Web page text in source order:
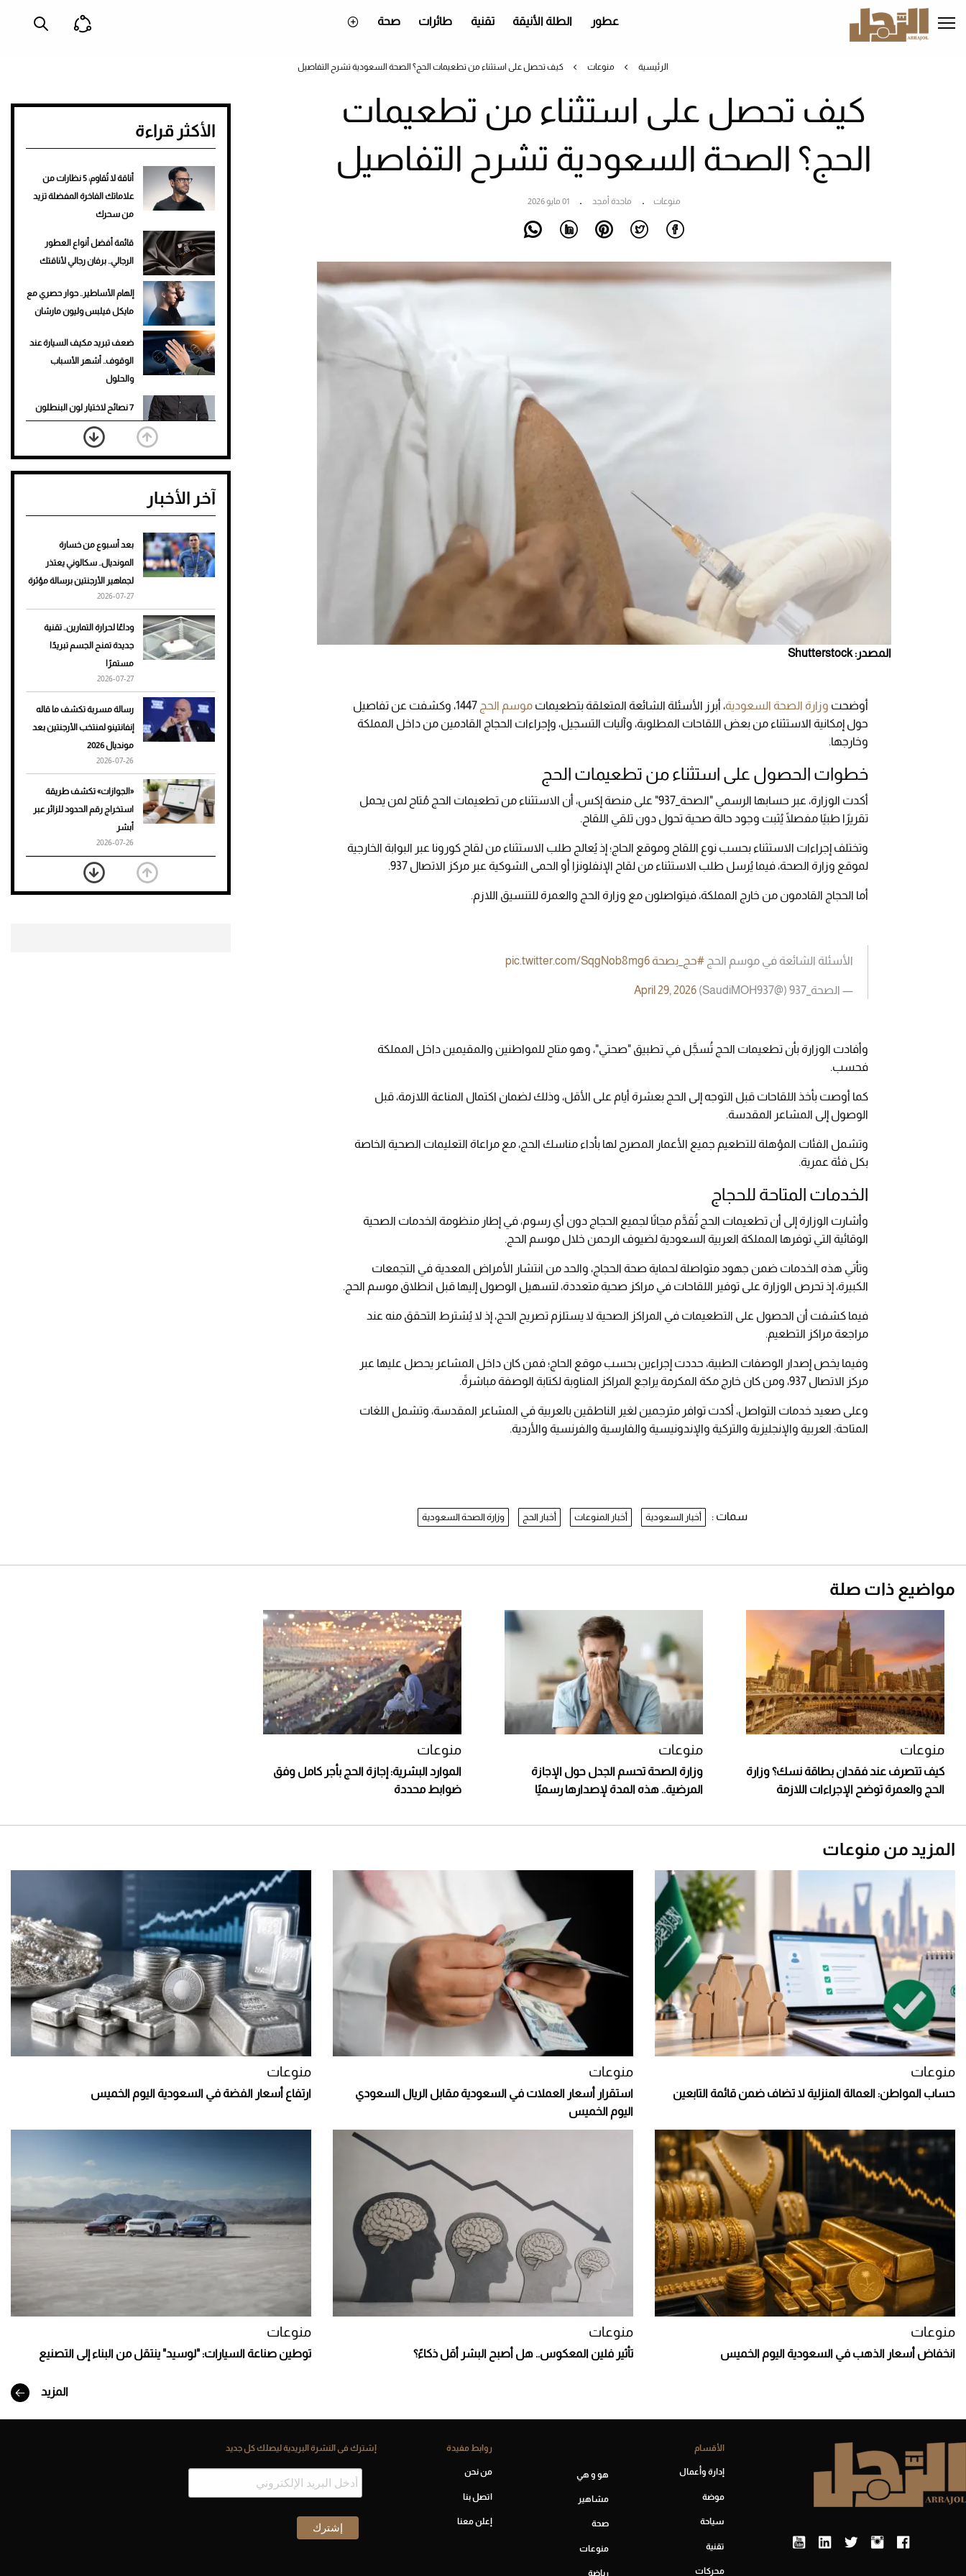
إلى
المحتوى
عطور الطلة الأنيقة تقنية طائرات صحة
الرئيسية منوعات كيف تحصل على استثناء من تطعيمات الحج؟ الصحة السعودية تشرح التفاصيل
كيف تحصل على استثناء من تطعيمات
الحج؟ الصحة السعودية تشرح التفاصيل
منوعات ماجدة أمجد 01 مايو 2026
المصدر: Shutterstock
أوضحت وزارة الصحة السعودية، أبرز الأسئلة الشائعة المتعلقة بتطعيمات موسم الحج
1447، وكشفت عن تفاصيل
حول إمكانية الاستثناء من بعض اللقاحات المطلوبة، وآليات التسجيل، وإجراءات الحجاج القادمين من داخل المملكة
وخارجها.
خطوات الحصول على استثناء من تطعيمات الحج
أكدت الوزارة، عبر حسابها الرسمي "الصحة_937" على منصة إكس، أن الاستثناء من تطعيمات الحج مُتاح لمن يحمل
تقريرًا طبيًا مفصلًا يُثبت وجود حالة صحية تحول دون تلقي اللقاح.
وتختلف إجراءات الاستثناء بحسب نوع اللقاح وموقع الحاج؛ إذ يُعالج طلب الاستثناء من لقاح كورونا عبر البوابة الخارجية
لموقع وزارة الصحة، فيما يُرسل طلب الاستثناء من لقاح الإنفلونزا أو الحمى الشوكية عبر مركز الاتصال 937.
أما الحجاج القادمون من خارج المملكة، فيتواصلون مع وزارة الحج والعمرة للتنسيق اللازم.
الأسئلة الشائعة في موسم الحج #حج_بصحة pic.twitter.com/SqgNob8mg6
— الصحة_937 (@SaudiMOH937) April 29, 2026
وأفادت الوزارة بأن تطعيمات الحج تُسجَّل في تطبيق "صحتي"، وهو متاح للمواطنين والمقيمين داخل المملكة
فحسب.
كما أوصت بأخذ اللقاحات قبل التوجه إلى الحج بعشرة أيام على الأقل، وذلك لضمان اكتمال المناعة اللازمة، قبل
الوصول إلى المشاعر المقدسة.
وتشمل الفئات المؤهلة للتطعيم جميع الأعمار المصرح لها بأداء مناسك الحج، مع مراعاة التعليمات الصحية الخاصة
بكل فئة عمرية.
الخدمات المتاحة للحجاج
وأشارت الوزارة إلى أن تطعيمات الحج تُقدَّم مجانًا لجميع الحجاج دون أي رسوم، في إطار منظومة الخدمات الصحية
الوقائية التي توفرها المملكة العربية السعودية لضيوف الرحمن خلال موسم الحج.
وتأتي هذه الخدمات ضمن جهود متواصلة لحماية صحة الحجاج، والحد من انتشار الأمراض المعدية في التجمعات
الكبيرة، إذ تحرص الوزارة على توفير اللقاحات في مراكز صحية متعددة، لتسهيل الوصول إليها قبل انطلاق موسم الحج.
فيما كشفت أن الحصول على التطعيمات في المراكز الصحية لا يستلزم تصريح الحج، إذ لا يُشترط التحقق منه عند
مراجعة مراكز التطعيم.
وفيما يخص إصدار الوصفات الطبية، حددت إجراءين بحسب موقع الحاج؛ فمن كان داخل المشاعر يحصل عليها عبر
مركز الاتصال 937، ومن كان خارج مكة المكرمة يراجع المراكز المناوبة لكتابة الوصفة مباشرةً.
وعلى صعيد خدمات التواصل، أكدت توافر مترجمين لغير الناطقين بالعربية في المشاعر المقدسة، وتشمل اللغات
المتاحة: العربية والإنجليزية والتركية والإندونيسية والفارسية والفرنسية والأردية.
الأكثر قراءة
أناقة لا تُقاوم: 5 نظارات من
علاماتك الفاخرة المفضلة تزيد
من سحرك
قائمة أفضل أنواع العطور
الرجالي.. برفان رجالي لأناقتك
إلهام الأساطير.. حوار حصري مع
مايكل فيلبس وليون مارشان
ضعف تبريد مكيف السيارة عند
الوقوف.. أشهر الأسباب
والحلول
7 نصائح لاختيار لون البنطلون
المناسب للقميص الأسود
نرى المستقبل من خلال
تصميماتنا.. كيف حجزت 1886
تمنحك فخامة استثنائية
هوى الأبطال
أفضل تدريج للشعر الطويل
لإطلالة جريئة وعصرية
للرجال
آخر الأخبار
بعد أسبوع من خسارة
المونديال.. سكالوني يعتذر
لجماهير الأرجنتين برسالة مؤثرة
2026-07-27
وداعًا لحرارة التمارين.. تقنية
جديدة تمنح الجسم تبريدًا
مستمرًا
2026-07-27
رسالة مسربة تكشف ما قاله
إنفانتينو لمنتخب الأرجنتين بعد
مونديال 2026
2026-07-26
«الجوازات» تكشف طريقة
استخراج رقم الحدود للزائر عبر
أبشر
2026-07-26
بعد 7 أشهر من تعرضه لحادث
مروع.. جوشوا يفوز على برينغا
سمات : أخبار السعودية أخبار المنوعات أخبار الحج وزارة الصحة السعودية
مواضيع ذات صلة
منوعات
كيف تتصرف عند فقدان بطاقة نسك؟ وزارة
الحج والعمرة توضح الإجراءات اللازمة
منوعات
وزارة الصحة تحسم الجدل حول الإجازة
المرضية.. هذه المدة لإصدارها رسميًا
منوعات
الموارد البشرية: إجازة الحج بأجر كامل وفق
ضوابط محددة
المزيد من منوعات
منوعات
حساب المواطن: العمالة المنزلية لا تضاف ضمن قائمة التابعين
منوعات
استقرار أسعار العملات في السعودية مقابل الريال السعودي
اليوم الخميس
منوعات
ارتفاع أسعار الفضة في السعودية اليوم الخميس
منوعات
انخفاض أسعار الذهب في السعودية اليوم الخميس
منوعات
تأثير فلين المعكوس.. هل أصبح البشر أقل ذكاءً؟
منوعات
توطين صناعة السيارات: "لوسيد" ينتقل من البناء إلى التصنيع
المزيد
الأقسام
إدارة وأعمال
موضة
سياحة
تقنية
محركات
هو و هي
مشاهير
صحة
منوعات
رياضة
روابط مفيدة
من نحن
اتصل بنا
إعلن معنا
إشترك فى النشرة البريدية ليصلك كل جديد